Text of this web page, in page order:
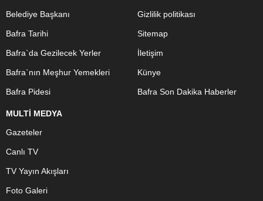
Belediye Başkanı
Bafra Tarihi
Bafra`da Gezilecek Yerler
Bafra`nın Meşhur Yemekleri
Bafra Pidesi
Gizlilik politikası
Sitemap
İletişim
Künye
Bafra Son Dakika Haberler
MULTİ MEDYA
Gazeteler
Canlı TV
TV Yayın Akışları
Foto Galeri